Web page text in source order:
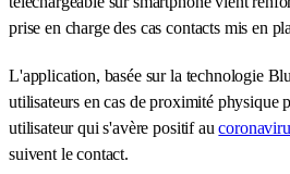
prise en charge des cas contacts mis en
L'application, basée sur la technologie
utilisateurs en cas de proximité physique
utilisateur qui s'avère positif au
suivent le contact.